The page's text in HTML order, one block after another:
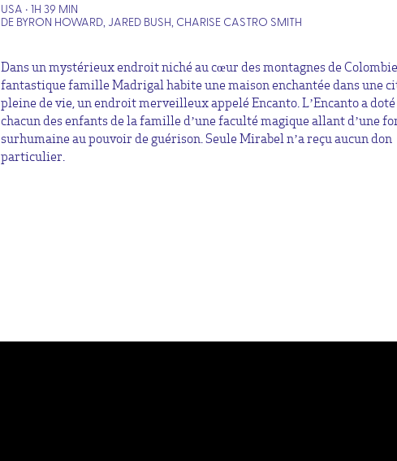
USA • 1H 39 MIN
DE BYRON HOWARD, JARED BUSH, CHARISE CASTRO SMITH
Dans un mystérieux endroit niché au cœur des montagnes de
fantastique famille Madrigal habite une maison enchantée dans une
pleine de vie, un endroit merveilleux appelé Encanto. L’Encanto a doté
chacun des enfants de la famille d’une faculté magique allant d’une
surhumaine au pouvoir de guérison. Seule Mirabel n’a reçu aucun don
particulier.